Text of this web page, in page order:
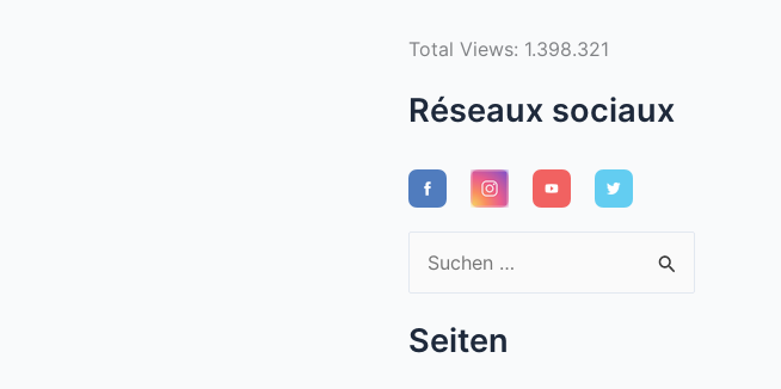
Total Views: 1.398.321
Réseaux sociaux
u
c
Seiten